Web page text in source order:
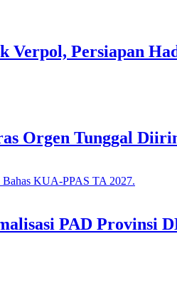
Verpol, Persiapan
Orgen Tunggal
PAD Provinsi